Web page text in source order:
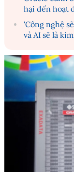
hại đến hoạt
'Công nghệ
và AI sẽ là